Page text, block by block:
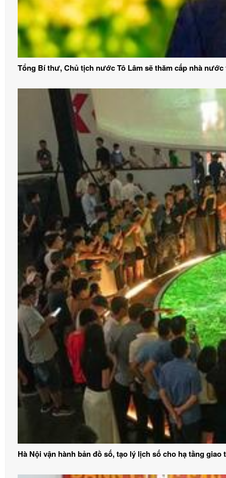
Tổng Bí thư, Chủ tịch nước Tô Lâm sẽ thăm cấp nhà
Hà Nội vận hành bản đồ số, tạo lý lịch số cho hạ tầng giao